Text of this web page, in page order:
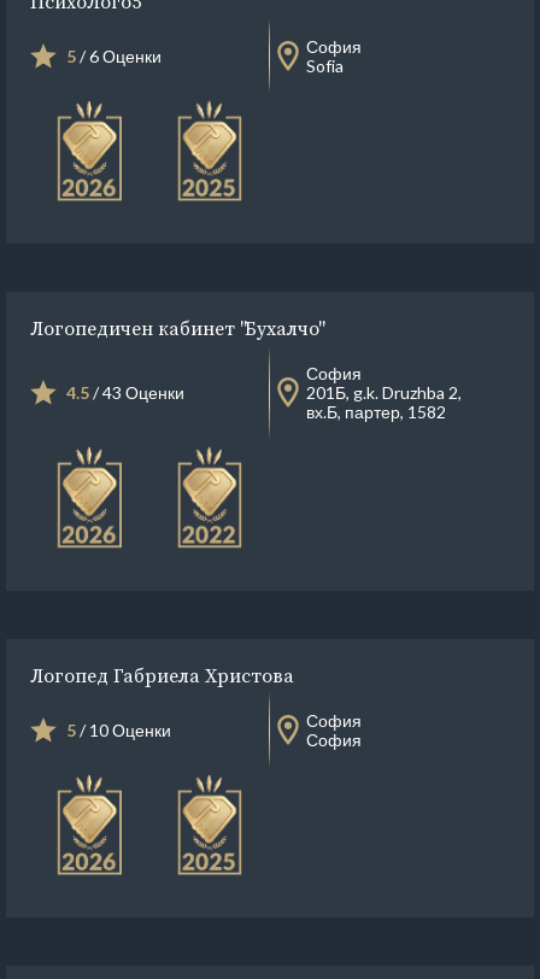
5/ 6 Оценки
София
Sofia
Логопедичен кабинет "Бухалчо"
4.5/ 43 Оценки
София
201Б, g.k. Druzhba 2,
вх.Б, партер, 1582
Логопед Габриела Христова
5/ 10 Оценки
София
София